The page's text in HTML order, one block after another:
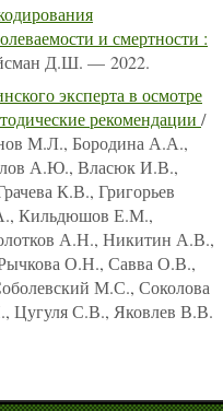
и смертности :
Д.Ш. — 2022.
эксперта в осмотре
рекомендации /
М.Л., Бородина А.А.,
А.Ю., Власюк И.В.,
К.В., Григорьев
Кильдюшов Е.М.,
А.Н., Никитин А.В.,
О.Н., Савва О.В.,
М.С., Соколова
Цугуля С.В., Яковлев В.В.